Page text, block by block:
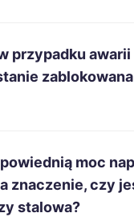
przypadku
moc
znaczenie, czy
stalowa?